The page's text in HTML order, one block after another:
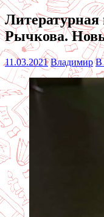
Рычкова.
11.03.2021 Владимир В